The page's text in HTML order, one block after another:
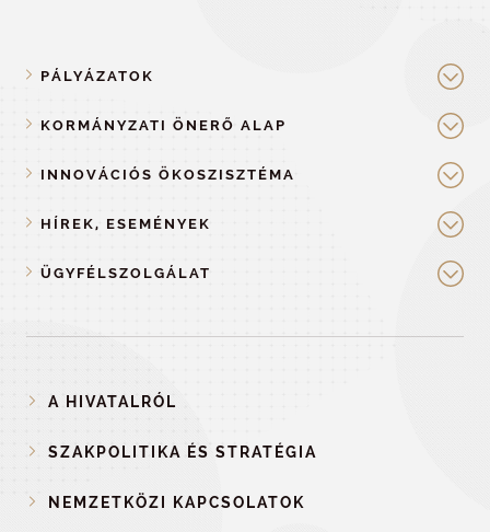
PÁLYÁZATOK
KORMÁNYZATI ÖNERŐ ALAP
INNOVÁCIÓS ÖKOSZISZTÉMA
HÍREK, ESEMÉNYEK
ÜGYFÉLSZOLGÁLAT
A HIVATALRÓL
SZAKPOLITIKA ÉS STRATÉGIA
NEMZETKÖZI KAPCSOLATOK